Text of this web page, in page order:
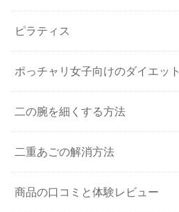
ピラティス
ポっチャリ女子向けのダイエット
二の腕を細くする方法
二重あごの解消方法
商品の口コミと体験レビュー